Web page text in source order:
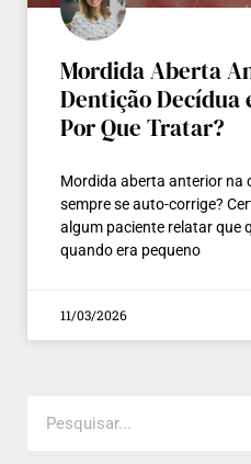
Mordida Aberta
Dentição Decídua
Por Que Tratar?
Mordida aberta anterior na
sempre se auto-corrige?
algum paciente relatar que
quando era pequeno
11/03/2026